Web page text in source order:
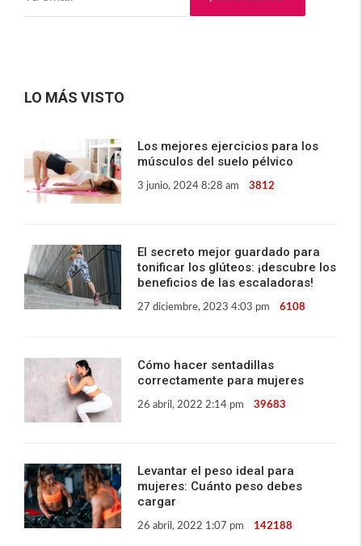
LO MÁS VISTO
Los mejores ejercicios para los
músculos del suelo pélvico
3 junio, 2024 8:28 am 3812
El secreto mejor guardado para
tonificar los glúteos: ¡descubre los
beneficios de las escaladoras!
27 diciembre, 2023 4:03 pm 6108
Cómo hacer sentadillas
correctamente para mujeres
26 abril, 2022 2:14 pm 39683
Levantar el peso ideal para
mujeres: Cuánto peso debes
cargar
26 abril, 2022 1:07 pm 142188